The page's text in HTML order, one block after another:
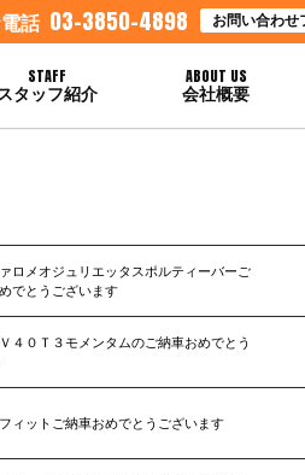
話 03-3850-4898 お問い合わせ
STAFF
スタッフ紹介
ABOUT US
会社概要
ロメオジュリエッタスポルティーバーご
でとうございます
４０Ｔ３モメンタムのご納車おめでとう
ィットご納車おめでとうございます